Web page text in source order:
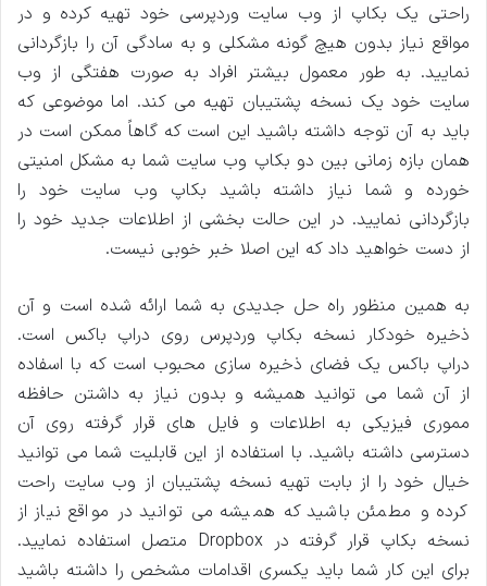
راحتی یک بکاپ از وب سایت وردپرسی خود تهیه کرده و در
مواقع نیاز بدون هیچ گونه مشکلی و به سادگی آن را بازگردانی
نمایید. به طور معمول بیشتر افراد به صورت هفتگی از وب
سایت خود یک نسخه پشتیبان تهیه می کند. اما موضوعی که
باید به آن توجه داشته باشید این است که گاهاً ممکن است در
همان بازه زمانی بین دو بکاپ وب سایت شما به مشکل امنیتی
خورده و شما نیاز داشته باشید بکاپ وب سایت خود را
بازگردانی نمایید. در این حالت بخشی از اطلاعات جدید خود را
از دست خواهید داد که این اصلا خبر خوبی نیست.
به همین منظور راه حل جدیدی به شما ارائه شده است و آن
ذخیره خودکار نسخه بکاپ وردپرس روی دراپ باکس است.
دراپ باکس یک فضای ذخیره سازی محبوب است که با اسفاده
از آن شما می توانید همیشه و بدون نیاز به داشتن حافظه
مموری فیزیکی به اطلاعات و فایل های قرار گرفته روی آن
دسترسی داشته باشید. با استفاده از این قابلیت شما می توانید
خیال خود را از بابت تهیه نسخه پشتیبان از وب سایت راحت
کرده و مطمئن باشید که همیشه می توانید در مواقع نیاز از
نسخه بکاپ قرار گرفته در Dropbox متصل استفاده نمایید.
برای این کار شما باید یکسری اقدامات مشخص را داشته باشید